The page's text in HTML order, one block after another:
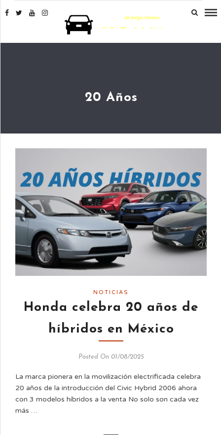
20 Años
NOTICIAS
Honda celebra 20 años de
híbridos en México
Posted On 01/08/2025
La marca pionera en la movilización electrificada celebra
20 años de la introducción del Civic Hybrid 2006 ahora
con 3 modelos híbridos a la venta No solo son cada vez
más …